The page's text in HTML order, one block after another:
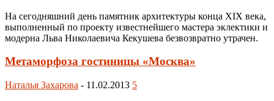
На сегодняшний день памятник архитектуры конца XIX века,
выполненный по проекту известнейшего мастера эклектики и
модерна Льва Николаевича Кекушева безвозвратно утрачен.
Метаморфоза гостиницы «Москва»
Наталья Захарова - 11.02.2013 5